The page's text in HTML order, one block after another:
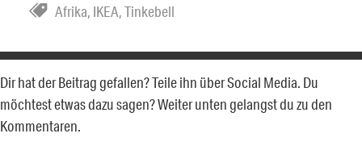
Afrika, IKEA,Tinkebell
Dir hat der Beitrag gefallen? Teile ihn über Social Media. Du
möchtest etwas dazu sagen? Weiter unten gelangst du zu den
Kommentaren.